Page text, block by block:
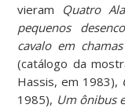
vieram Quatro
pequenos
cavalo em chamas
(catálogo da
Hassis, em 1983),
1985), Um ônibus